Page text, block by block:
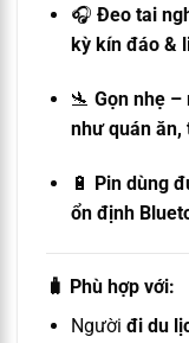
🎧 Đeo tai
kỳ kín đáo &
🛬 Gọn nhẹ –
như quán ăn,
🔋 Pin dùng
ổn định
🧳 Phù hợp với:
Người đi du